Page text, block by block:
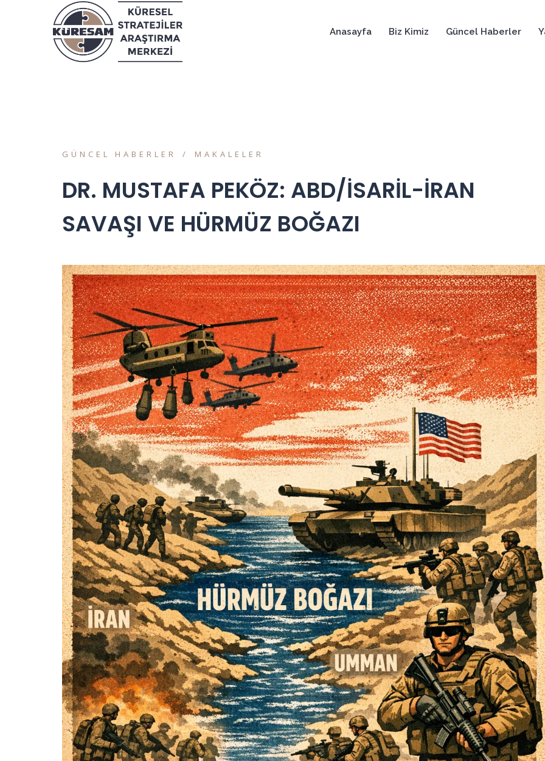
Anasayfa Biz Kimiz Güncel Haberler
GÜNCEL HABERLER MAKALELER
DR. MUSTAFA PEKÖZ: ABD/İSARİL-İRAN
SAVAŞI VE HÜRMÜZ BOĞAZI